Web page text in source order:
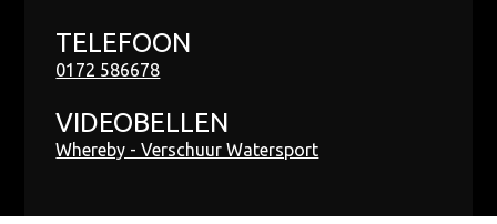
TELEFOON
0172 586678
VIDEOBELLEN
Whereby - Verschuur Watersport